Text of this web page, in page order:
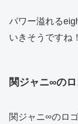
パワー溢れる
いきそうですね！
関ジャニ∞のロ
関ジャニ∞のロ